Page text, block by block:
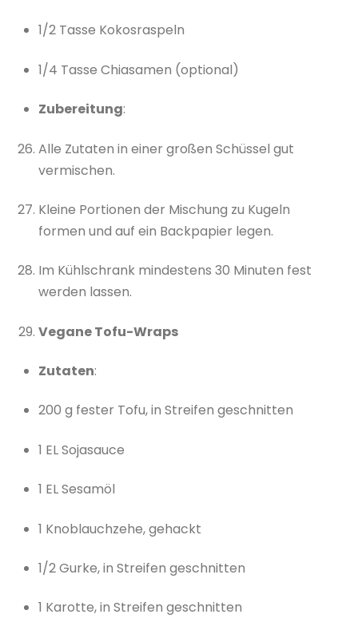
1/2 Tasse Kokosraspeln
1/4 Tasse Chiasamen (optional)
Zubereitung:
Alle Zutaten in einer großen Schüssel gut
vermischen.
Kleine Portionen der Mischung zu Kugeln
formen und auf ein Backpapier legen.
Im Kühlschrank mindestens 30 Minuten fest
werden lassen.
Vegane Tofu-Wraps
Zutaten:
200 g fester Tofu, in Streifen geschnitten
1 EL Sojasauce
1 EL Sesamöl
1 Knoblauchzehe, gehackt
1/2 Gurke, in Streifen geschnitten
1 Karotte, in Streifen geschnitten